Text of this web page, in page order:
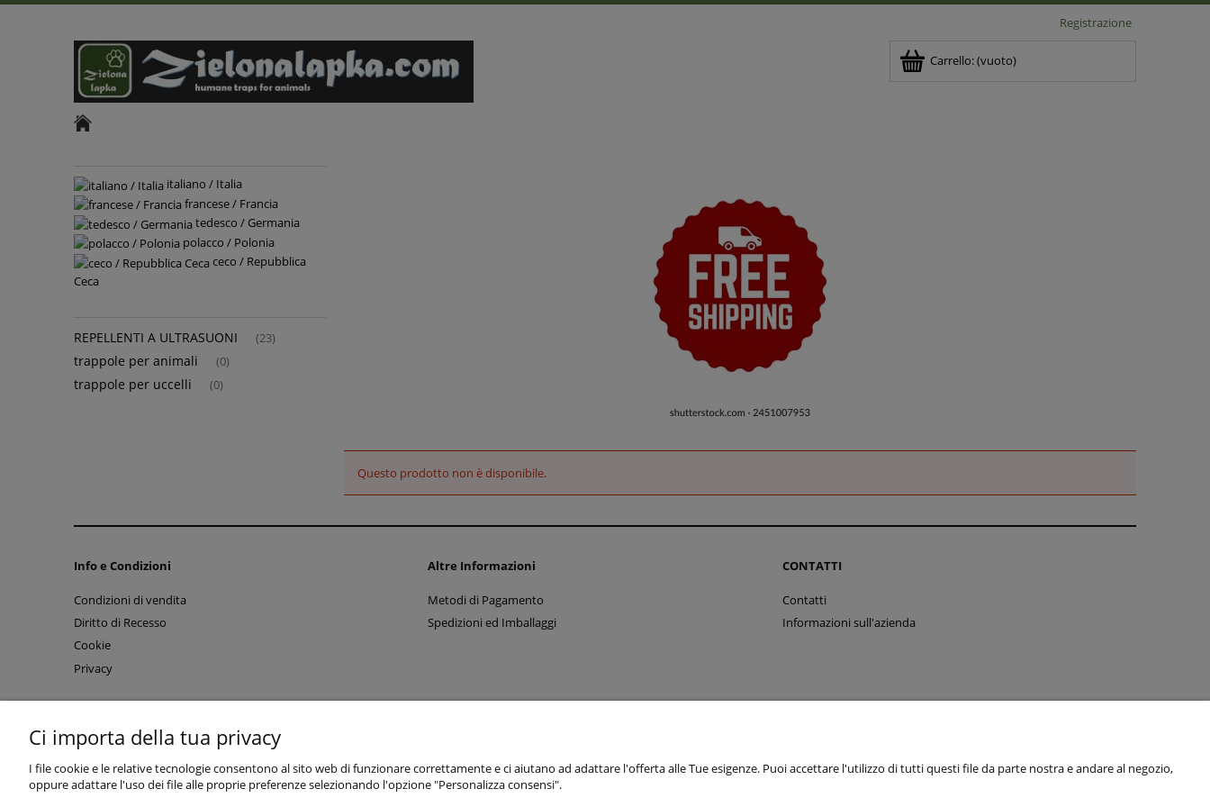
Registrazione
Carrello:(vuoto)
italiano / Italia
francese / Francia
tedesco / Germania
polacco / Polonia
ceco / Repubblica
Ceca
REPELLENTI A ULTRASUONI (23)
trappole per animali (0)
trappole per uccelli (0)
Questo prodotto non è disponibile.
Info e Condizioni
Condizioni di vendita
Diritto di Recesso
Cookie
Privacy
Altre Informazioni
Metodi di Pagamento
Spedizioni ed Imballaggi
CONTATTI
Contatti
Informazioni sull'azienda
Ci importa della tua privacy
I file cookie e le relative tecnologie consentono al sito web di funzionare correttamente e ci aiutano ad adattare l'offerta alle Tue esigenze. Puoi accettare l'utilizzo di tutti questi file da parte nostra e andare al negozio,
oppure adattare l'uso dei file alle proprie preferenze selezionando l'opzione "Personalizza consensi".